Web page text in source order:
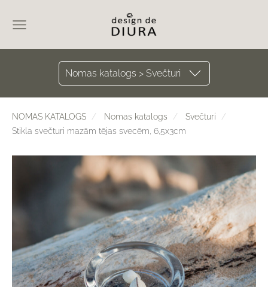
Nomas katalogs > Svečturi
NOMAS KATALOGS Nomas katalogs
Svečturi
Stikla svečturi mazām tējas svecēm, 6,5x3cm